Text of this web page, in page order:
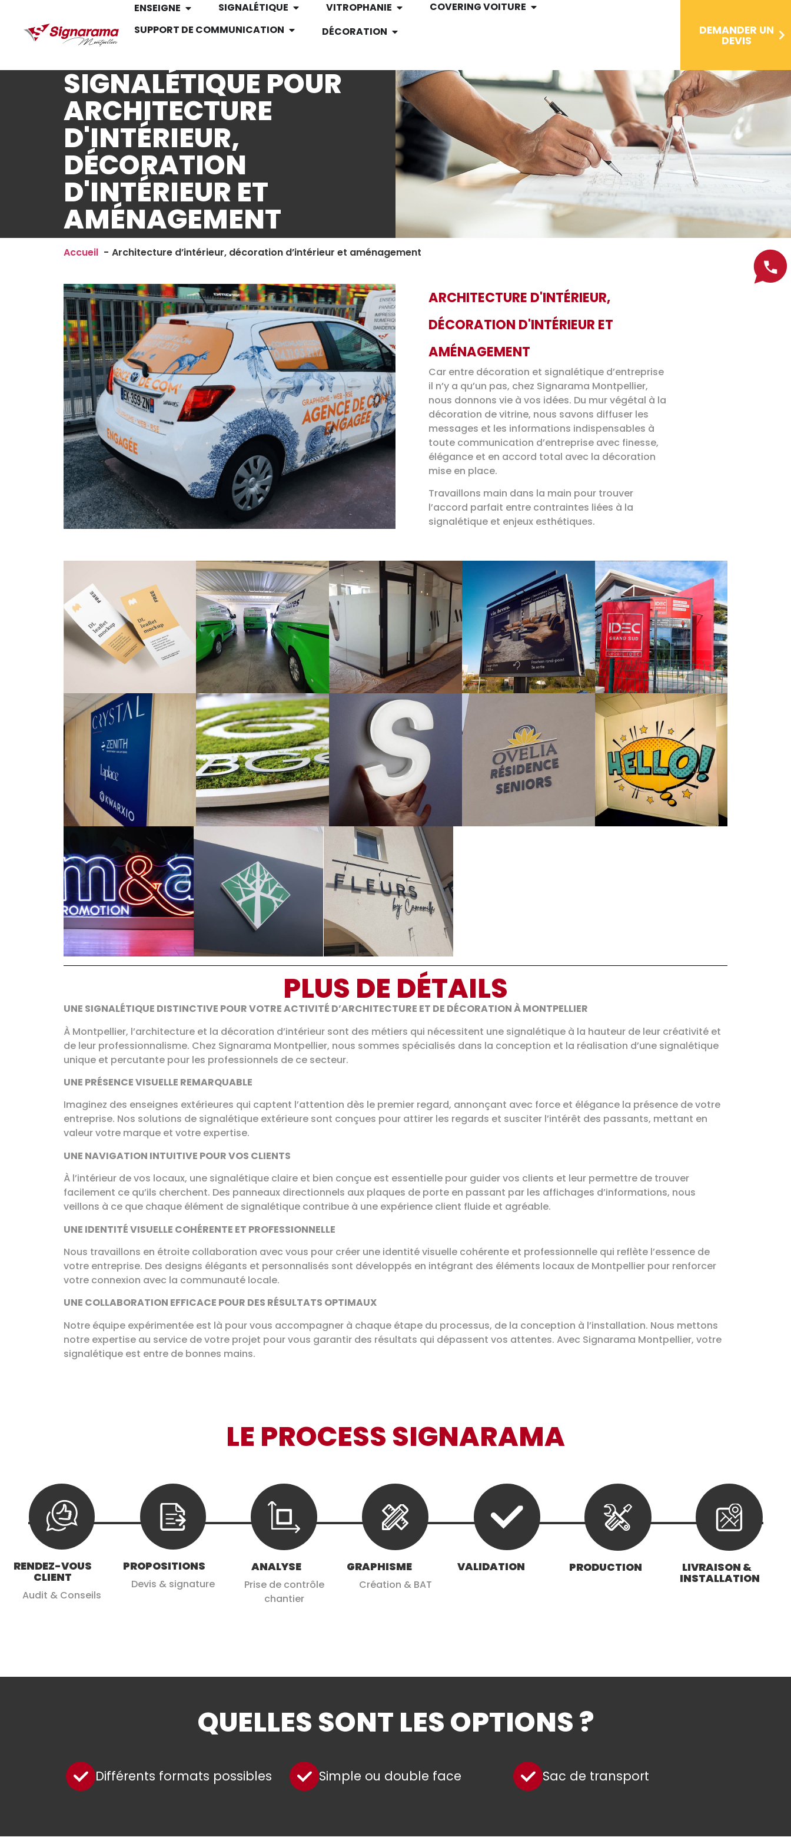
ENSEIGNE SIGNALÉTIQUE VITROPHANIE
COVERING VOITURE
SUPPORT DE COMMUNICATION
DÉCORATION DEMANDER UN
DEVIS
SIGNALÉTIQUE POUR
ARCHITECTURE
D'INTÉRIEUR,
DÉCORATION
D'INTÉRIEUR ET
AMÉNAGEMENT
Accueil Architecture d’intérieur, décoration d’intérieur et aménagement
ARCHITECTURE D'INTÉRIEUR,
DÉCORATION D'INTÉRIEUR ET
AMÉNAGEMENT
Car entre décoration et signalétique d’entreprise
il n’y a qu’un pas, chez Signarama Montpellier,
nous donnons vie à vos idées. Du mur végétal à la
décoration de vitrine, nous savons diffuser les
messages et les informations indispensables à
toute communication d’entreprise avec finesse,
élégance et en accord total avec la décoration
mise en place.
Travaillons main dans la main pour trouver
l’accord parfait entre contraintes liées à la
signalétique et enjeux esthétiques.
PLUS DE DÉTAILS
UNE SIGNALÉTIQUE DISTINCTIVE POUR VOTRE ACTIVITÉ D’ARCHITECTURE ET DE DÉCORATION À MONTPELLIER
À Montpellier, l’architecture et la décoration d’intérieur sont des métiers qui nécessitent une signalétique à la hauteur de leur créativité et
de leur professionnalisme. Chez Signarama Montpellier, nous sommes spécialisés dans la conception et la réalisation d’une signalétique
unique et percutante pour les professionnels de ce secteur.
UNE PRÉSENCE VISUELLE REMARQUABLE
Imaginez des enseignes extérieures qui captent l’attention dès le premier regard, annonçant avec force et élégance la présence de votre
entreprise. Nos solutions de signalétique extérieure sont conçues pour attirer les regards et susciter l’intérêt des passants, mettant en
valeur votre marque et votre expertise.
UNE NAVIGATION INTUITIVE POUR VOS CLIENTS
À l’intérieur de vos locaux, une signalétique claire et bien conçue est essentielle pour guider vos clients et leur permettre de trouver
facilement ce qu’ils cherchent. Des panneaux directionnels aux plaques de porte en passant par les affichages d’informations, nous
veillons à ce que chaque élément de signalétique contribue à une expérience client fluide et agréable.
UNE IDENTITÉ VISUELLE COHÉRENTE ET PROFESSIONNELLE
Nous travaillons en étroite collaboration avec vous pour créer une identité visuelle cohérente et professionnelle qui reflète l’essence de
votre entreprise. Des designs élégants et personnalisés sont développés en intégrant des éléments locaux de Montpellier pour renforcer
votre connexion avec la communauté locale.
UNE COLLABORATION EFFICACE POUR DES RÉSULTATS OPTIMAUX
Notre équipe expérimentée est là pour vous accompagner à chaque étape du processus, de la conception à l’installation. Nous mettons
notre expertise au service de votre projet pour vous garantir des résultats qui dépassent vos attentes. Avec Signarama Montpellier, votre
signalétique est entre de bonnes mains.
LE PROCESS SIGNARAMA
RENDEZ-VOUS
CLIENT
Audit & Conseils
PROPOSITIONS
Devis & signature
ANALYSE
Prise de contrôle
chantier
GRAPHISME
Création & BAT
VALIDATION PRODUCTION LIVRAISON &
INSTALLATION
QUELLES SONT LES OPTIONS ?
Différents formats possibles Simple ou double face Sac de transport